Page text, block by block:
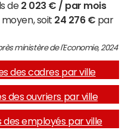
de 2 023 € / par mois
soit 24 276 € par
ministère de l'Economie, 2024
des cadres par ville
des ouvriers par ville
des employés par ville